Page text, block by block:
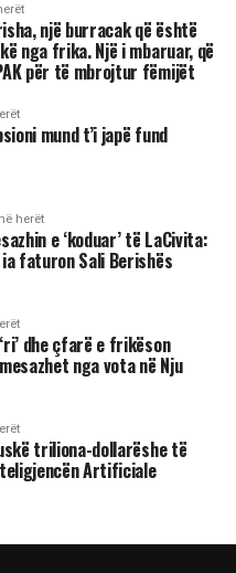
një burracak që është
nga frika. Një i mbaruar, që
për të mbrojtur fëmijët
mund t’i japë fund
herët
e ‘koduar’ të LaCivita:
ia faturon Sali Berishës
dhe çfarë e frikëson
nga vota në Nju
triliona-dollarëshe të
Artificiale